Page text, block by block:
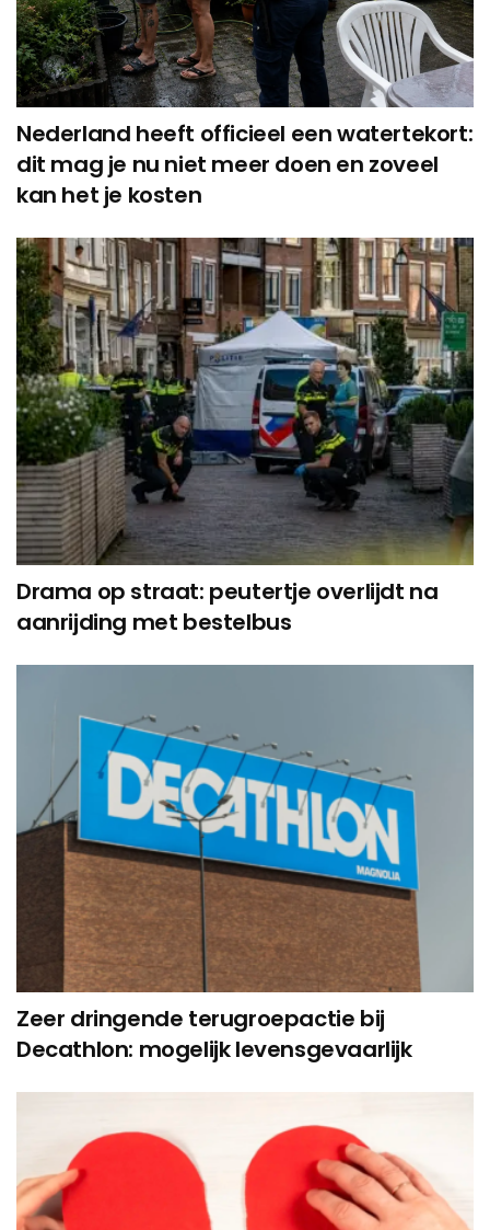
Nederland heeft officieel een watertekort:
dit mag je nu niet meer doen en zoveel
kan het je kosten
Drama op straat: peutertje overlijdt na
aanrijding met bestelbus
Zeer dringende terugroepactie bij
Decathlon: mogelijk levensgevaarlijk